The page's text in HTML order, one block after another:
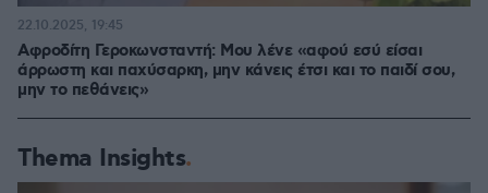
Αφροδίτη Γεροκωνσταντή: Μου λένε «αφού εσύ είσαι
άρρωστη και παχύσαρκη, μην κάνεις έτσι και το παιδί σου,
μην το πεθάνεις»
22.10.2025, 19:45
Thema Insights